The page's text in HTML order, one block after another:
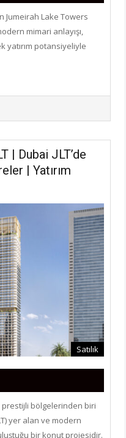
Jumeirah Lake Towers
mimari anlayışı,
yatırım potansiyeliyle
| Dubai JLT’de
| Yatırım
Satılık
prestijli bölgelerinden biri
yer alan ve modern
bir konut projesidir.